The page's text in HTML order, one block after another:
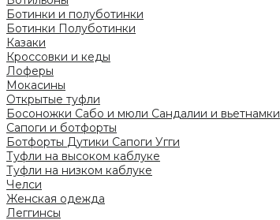
Ботинки и полуботинки
Ботинки Полуботинки
Казаки
Кроссовки и кеды
Лоферы
Мокасины
Открытые туфли
Босоножки Сабо и мюли Сандалии и вьетнамки
Сапоги и ботфорты
Ботфорты Дутики Сапоги Угги
Туфли на высоком каблуке
Туфли на низком каблуке
Челси
Женская одежда
Леггинсы